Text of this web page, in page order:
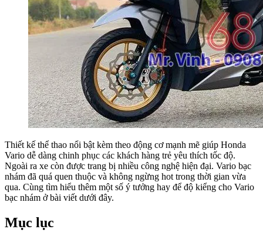
Thiết kế thể thao nổi bật kèm theo động cơ mạnh mẽ giúp Honda
Vario dễ dàng chinh phục các khách hàng trẻ yêu thích tốc độ.
Ngoài ra xe còn được trang bị nhiều công nghệ hiện đại. Vario bạc
nhám đã quá quen thuộc và không ngừng hot trong thời gian vừa
qua. Cùng tìm hiểu thêm một số ý tưởng hay để độ kiểng cho Vario
bạc nhám ở bài viết dưới đây.
Mục lục